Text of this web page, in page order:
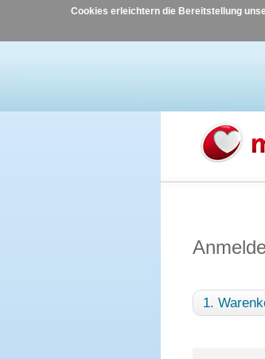
Cookies erleichtern die Bereitstellung
1.